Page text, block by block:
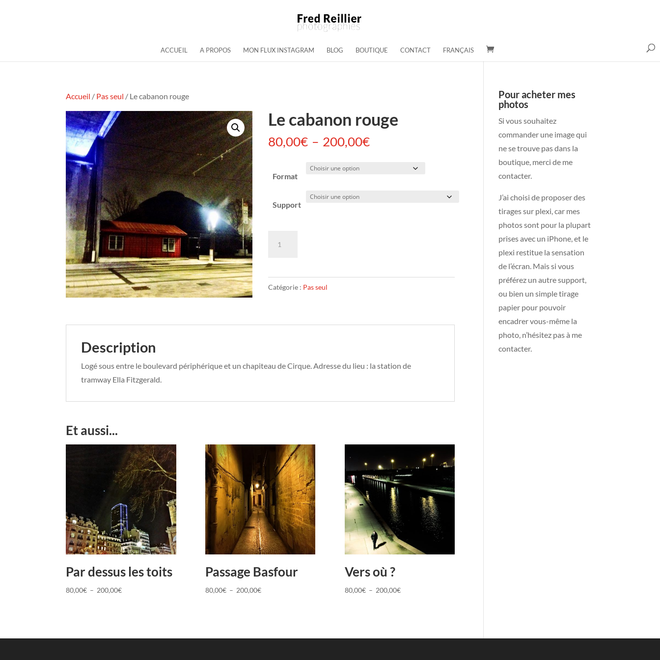
ACCUEIL A PROPOS MON FLUX INSTAGRAM BLOG BOUTIQUE CONTACT FRANÇAIS
Accueil / Pas seul / Le cabanon rouge
Le cabanon rouge
80,00€ – 200,00€Plage
Format
Support
cabanon
rouge
Catégorie : Pas seul
Description
Logé sous entre le boulevard périphérique et un chapiteau de Cirque. Adresse du lieu : la station de
tramway Ella Fitzgerald.
Et aussi...
Par dessus les toits
80,00€ – 200,00€Plage
Passage Basfour
80,00€ – 200,00€Plage
Vers où ?
80,00€ – 200,00€Plage
Pour acheter mes
photos
Si vous souhaitez
commander une image qui
ne se trouve pas dans la
boutique, merci de me
contacter.
J’ai choisi de proposer des
tirages sur plexi, car mes
photos sont pour la plupart
prises avec un iPhone, et le
plexi restitue la sensation
de l’écran. Mais si vous
préférez un autre support,
ou bien un simple tirage
papier pour pouvoir
encadrer vous-même la
photo, n’hésitez pas à me
contacter.